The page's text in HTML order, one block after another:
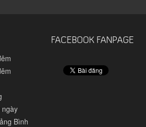
ngày
Bình
FACEBOOK FANPAGE